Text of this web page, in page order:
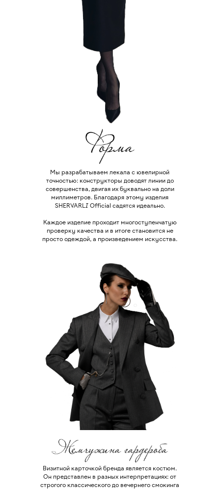
Визитной карточкой бренда является костюм.
Он представлен в разных интерпретациях: от
строгого классического до вечернего смокинга
Мы разрабатываем лекала с ювелирной
точностью: конструкторы доводят линии до
совершенства, двигая их буквально на доли
миллиметров. Благодаря этому изделия
SHERVARLI Official садятся идеально.
Каждое изделие проходит многоступенчатую
проверку качества и в итоге становится не
просто одеждой, а произведением искусства.